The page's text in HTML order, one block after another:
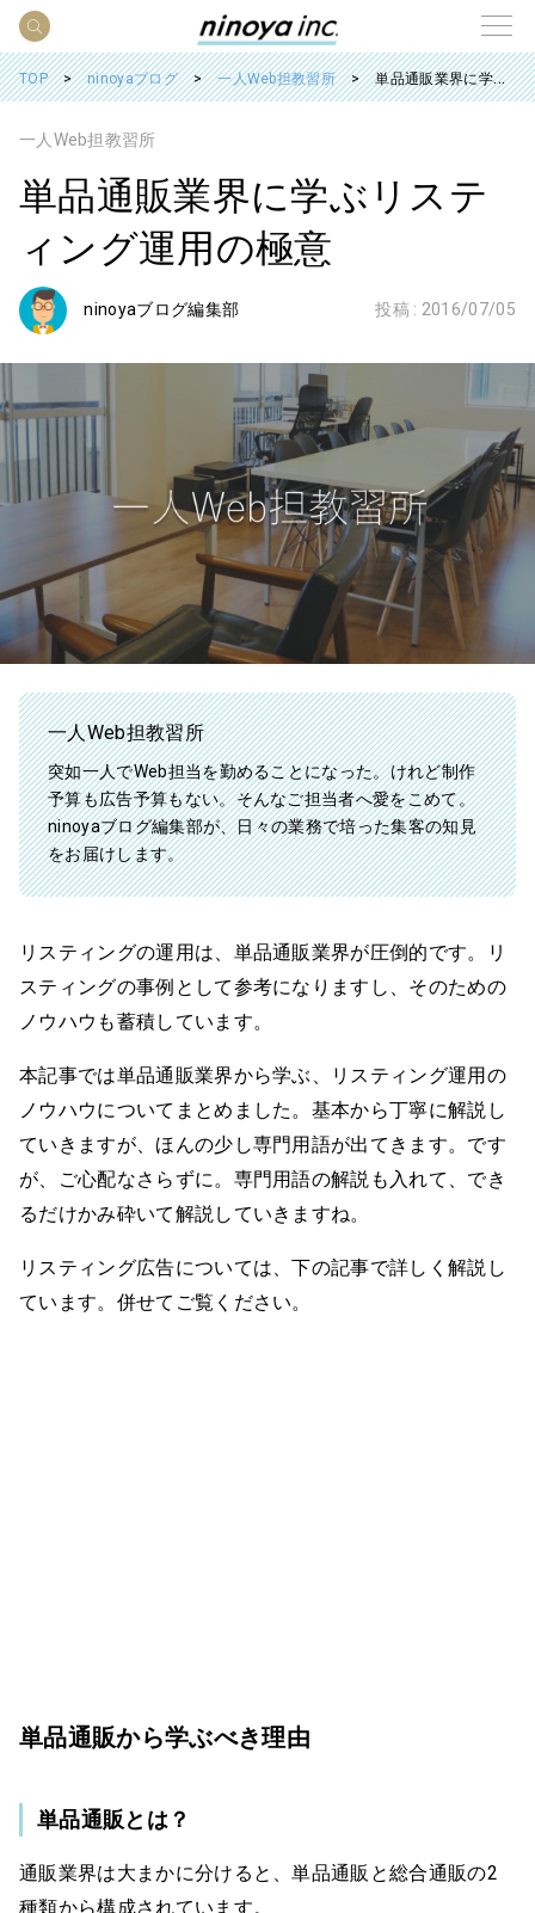
TOP ninoyaブログ 一人Web担教習所 単品通販業界に学ぶリスティング運用の極意
一人Web担教習所
単品通販業界に学ぶリステ
ィング運用の極意
ninoyaブログ編集部 投稿 : 2016/07/05
一人Web担教習所
突如一人でWeb担当を勤めることになった。けれど制作
予算も広告予算もない。そんなご担当者へ愛をこめて。
ninoyaブログ編集部が、日々の業務で培った集客の知見
をお届けします。
リスティングの運用は、単品通販業界が圧倒的です。リ
スティングの事例として参考になりますし、そのための
ノウハウも蓄積しています。
本記事では単品通販業界から学ぶ、リスティング運用の
ノウハウについてまとめました。基本から丁寧に解説し
ていきますが、ほんの少し専門用語が出てきます。です
が、ご心配なさらずに。専門用語の解説も入れて、でき
るだけかみ砕いて解説していきますね。
リスティング広告については、下の記事で詳しく解説し
ています。併せてご覧ください。
単品通販から学ぶべき理由
単品通販とは？
通販業界は大まかに分けると、単品通販と総合通販の2
種類から構成されています。